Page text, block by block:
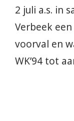
2 juli a.s. in
Verbeek
voorval en
WK’94 tot